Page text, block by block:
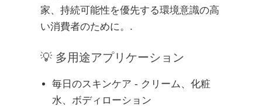
家、持続可能性を優先する環境意識の高
い消費者のために。.
💡 多用途アプリケーション
毎日のスキンケア - クリーム、化粧
水、ボディローション